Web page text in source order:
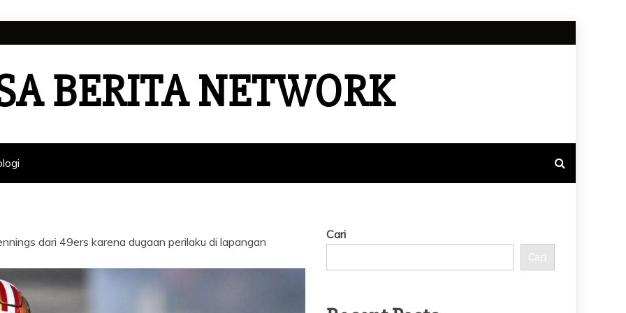
BERITA NETWORK
dari 49ers karena dugaan perilaku di lapangan
Cari
Cari